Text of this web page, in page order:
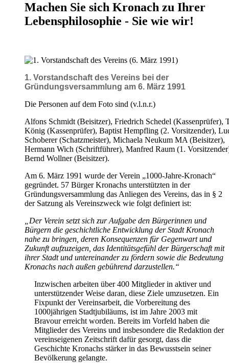
Machen Sie sich Kronach zu Ihrer
Lebensphilosophie - Sie wie wir!
1. Vorstandschaft des Vereins bei der
Gründungsversammlung am 6. März 1991
Die Personen auf dem Foto sind (v.l.n.r.)
Alfons Schmidt (Beisitzer), Friedrich Schedel (Kassenprüfer),
König (Kassenprüfer), Baptist Hempfling (2. Vorsitzender),
Schoberer (Schatzmeister), Michaela Neukum MA (Beisitzer),
Hermann Wich (Schriftführer), Manfred Raum (1.
Bernd Wollner (Beisitzer).
Am 6. März 1991 wurde der Verein „1000-Jahre-Kronach“
gegründet. 57 Bürger Kronachs unterstützten in der
Gründungsversammlung das Anliegen des Vereins, das in § 2
der Satzung als Vereinszweck wie folgt definiert ist:
„Der Verein setzt sich zur Aufgabe den Bürgerinnen und
Bürgern die geschichtliche Entwicklung der Stadt Kronach
nahe zu bringen, deren Konsequenzen für Gegenwart und
Zukunft aufzuzeigen, das Identitätsgefühl der Bürgerschaft mit
ihrer Stadt und untereinander zu fördern sowie die Bedeutung
Kronachs nach außen gebührend darzustellen.“
Inzwischen arbeiten über 400 Mitglieder in aktiver und
unterstützender Weise daran, diese Ziele umzusetzen. Ein
Fixpunkt der Vereinsarbeit, die Vorbereitung des
1000jährigen Stadtjubiläums, ist im Jahre 2003 mit
Bravour erreicht worden. Bereits im Vorfeld haben die
Mitglieder des Vereins und insbesondere die Redaktion der
vereinseigenen Zeitschrift dafür gesorgt, dass die
Geschichte Kronachs stärker in das Bewusstsein seiner
Bevölkerung gelangte.